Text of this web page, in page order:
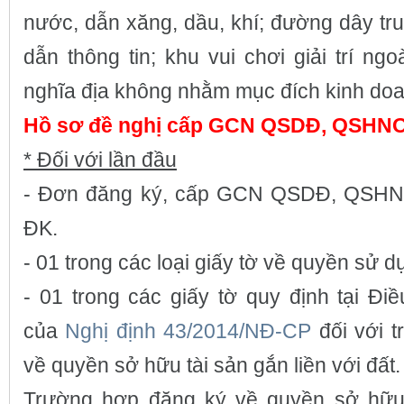
nước, dẫn xăng, dầu, khí; đường dây
dẫn thông tin; khu vui chơi giải trí
nghĩa địa không nhằm mục đích kinh
Hồ sơ đề nghị cấp GCN QSDĐ,
* Đối với lần đầu
- Đơn đăng ký, cấp GCN QSDĐ,
ĐK.
- 01 trong các loại giấy tờ về quyền sử
- 01 trong các giấy tờ quy định tại
của Nghị định 43/2014/NĐ-CP đối với
về quyền sở hữu tài sản gắn liền với đất.